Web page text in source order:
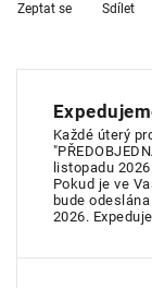
Zeptat se Sdílet
Každé úterý
listopadu
Pokud je ve
bude
2026.